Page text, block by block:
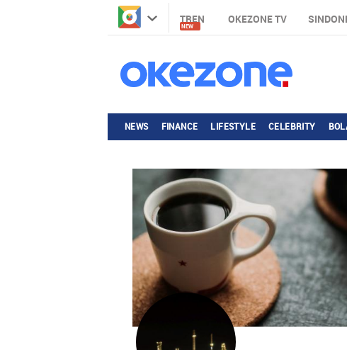
TREN
NEW
OKEZONE TV
NEWS FINANCE LIFESTYLE CELEBRITY